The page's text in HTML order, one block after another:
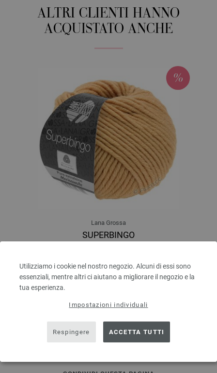
Utilizziamo i cookie nel nostro negozio. Alcuni di essi sono
essenziali, mentre altri ci aiutano a migliorare il negozio e la
tua esperienza.
Impostazioni individuali
Respingere ACCETTA TUTTI
ALTRI CLIENTI HANNO
ACQUISTATO ANCHE
Lana Grossa
SUPERBINGO
Dimensioni d’aghi: 6 - 7
2,48 €RRP:5,00 €